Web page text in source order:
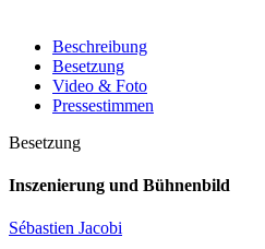
Beschreibung
Besetzung
Video & Foto
Pressestimmen
Besetzung
Inszenierung und Bühnenbild
Sébastien Jacobi